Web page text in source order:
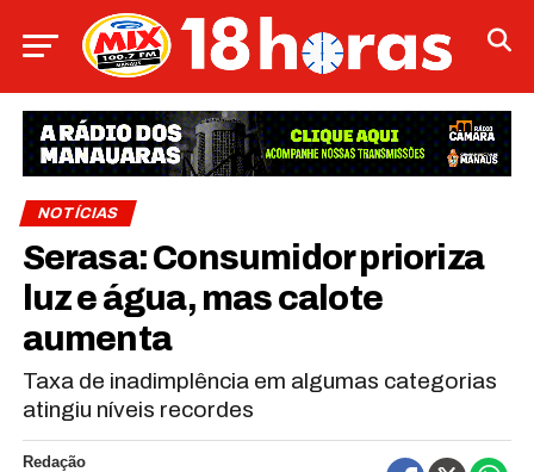
NOTÍCIAS
Serasa: Consumidor prioriza
luz e água, mas calote
aumenta
Taxa de inadimplência em algumas categorias
atingiu níveis recordes
Redação